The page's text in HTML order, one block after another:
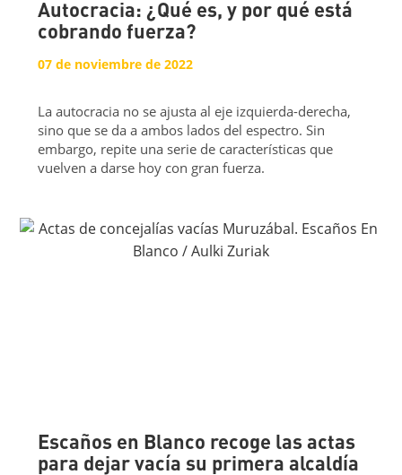
Autocracia: ¿Qué es, y por qué está
cobrando fuerza?
07 de noviembre de 2022
La autocracia no se ajusta al eje izquierda-derecha,
sino que se da a ambos lados del espectro. Sin
embargo, repite una serie de características que
vuelven a darse hoy con gran fuerza.
Escaños en Blanco recoge las actas
para dejar vacía su primera alcaldía